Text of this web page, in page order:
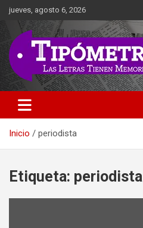
Saltar
contenido
jueves, agosto 6, 2026
Tipometro
Las Letras Tienen Memoria
Inicio periodista
Etiqueta: periodista